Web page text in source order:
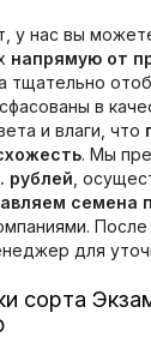
у нас вы
напрямую от
тщательно
в
и влаги, что
. Мы
рублей ,
семена
для
сорта